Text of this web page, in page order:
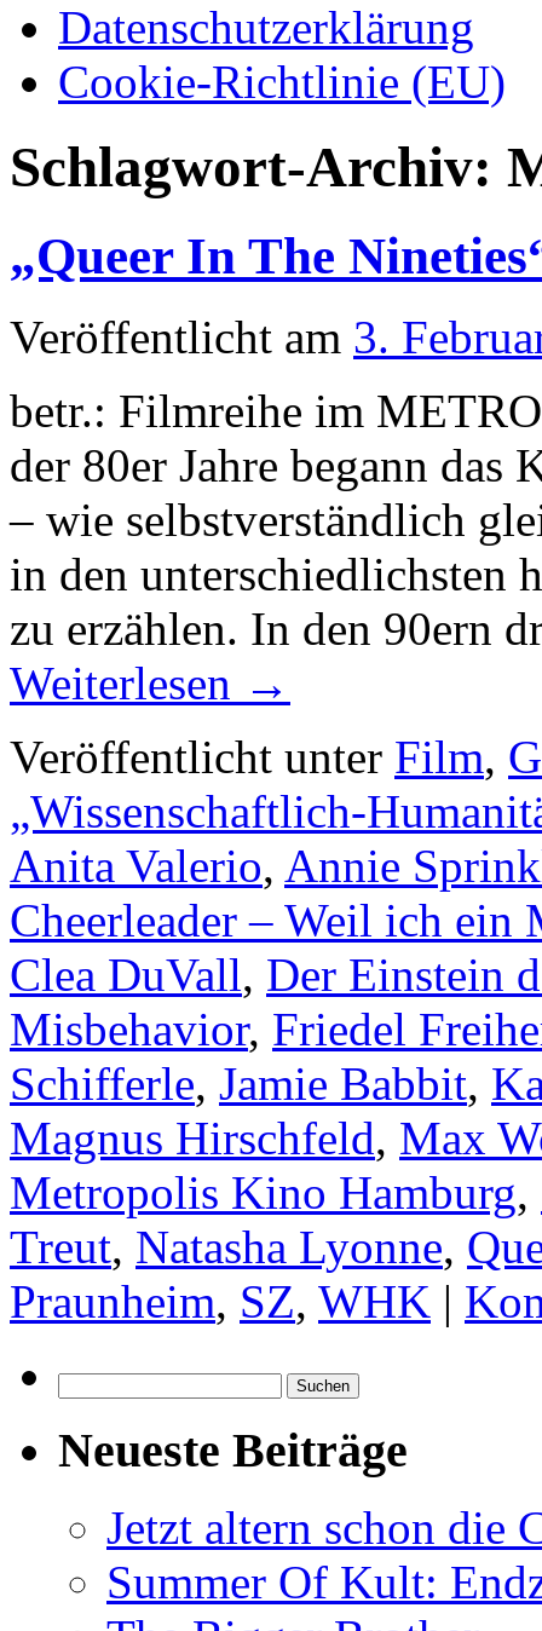
Datenschutz­erklärung
Cookie-Richtlinie (EU)
Schlagwort-Archiv:
„Queer In The
Veröffentlicht am 3.
betr.: Filmreihe im
der 80er Jahre begann das
– wie selbstverständlich
in den unterschiedlichsten
zu erzählen. In den 90ern
Weiterlesen →
Veröffentlicht unter Film,
„Wissenschaftlich-
Anita Valerio, Annie
Cheerleader – Weil ich ein
Clea DuVall, Der Einstein
Misbehavior, Friedel
Schifferle, Jamie Babbit,
Magnus Hirschfeld, Max
Metropolis Kino Hamburg,
Treut, Natasha Lyonne,
Praunheim, SZ, WHK |
nach:
Neueste Beiträge
Jetzt altern schon die
Summer Of Kult: